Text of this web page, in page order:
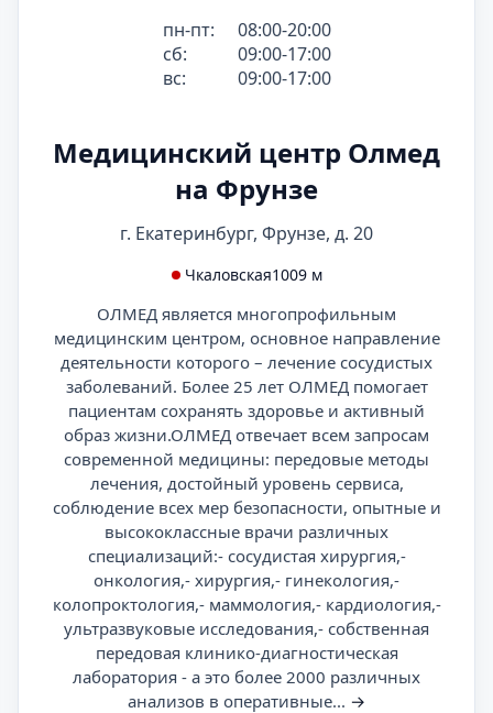
пн-пт:
08:00-20:00
сб:
09:00-17:00
вс:
09:00-17:00
Медицинский центр Олмед
на Фрунзе
г. Екатеринбург, Фрунзе, д. 20
Чкаловская1009 м
ОЛМЕД является многопрофильным
медицинским центром, основное направление
деятельности которого – лечение сосудистых
заболеваний. Более 25 лет ОЛМЕД помогает
пациентам сохранять здоровье и активный
образ жизни.ОЛМЕД отвечает всем запросам
современной медицины: передовые методы
лечения, достойный уровень сервиса,
соблюдение всех мер безопасности, опытные и
высококлассные врачи различных
специализаций:- сосудистая хирургия,-
онкология,- хирургия,- гинекология,-
колопроктология,- маммология,- кардиология,-
ультразвуковые исследования,- собственная
передовая клинико-диагностическая
лаборатория - а это более 2000 различных
анализов в оперативные... →